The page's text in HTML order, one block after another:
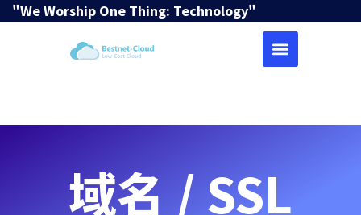
"We Worship One Thing: Technology"
域名 / SSL